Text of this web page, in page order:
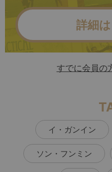
詳細
すでに会員の
イ・ガンイン
ソン・フンミン